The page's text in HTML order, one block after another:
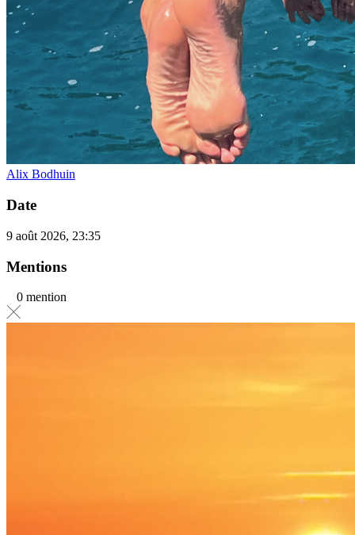
Alix Bodhuin
Date
9 août 2026, 23:35
Mentions
0 mention